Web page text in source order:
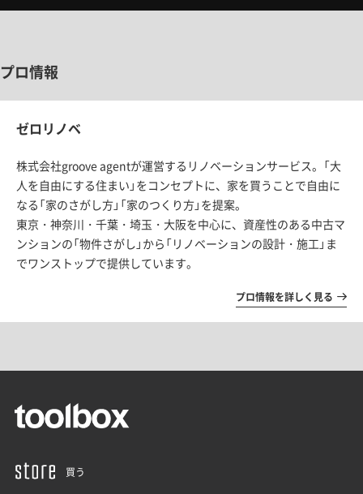
プロ情報
ゼロリノベ
株式会社groove agentが運営するリノベーションサービス。「大
人を自由にする住まい」をコンセプトに、家を買うことで自由に
なる「家のさがし方」「家のつくり方」を提案。
東京・神奈川・千葉・埼玉・大阪を中心に、資産性のある中古マ
ンションの「物件さがし」から「リノベーションの設計・施工」ま
でワンストップで提供しています。
プロ情報を詳しく見る
買う